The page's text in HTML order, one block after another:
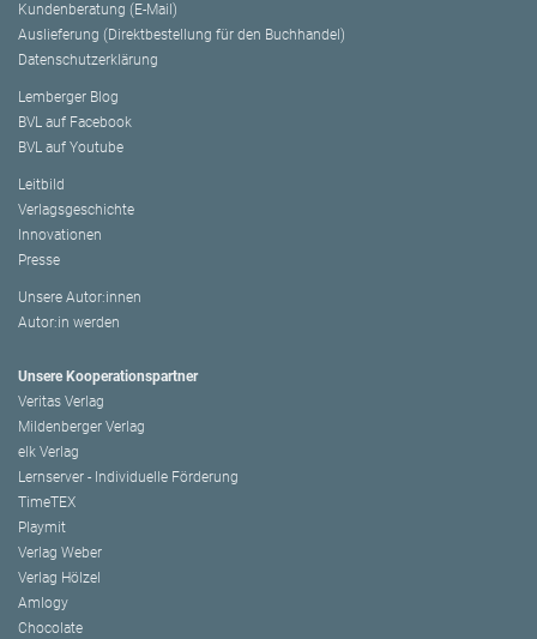
Kundenberatung (E-Mail)
Auslieferung (Direktbestellung für den Buchhandel)
Datenschutzerklärung
Lemberger Blog
BVL auf Facebook
BVL auf Youtube
Leitbild
Verlagsgeschichte
Innovationen
Presse
Unsere Autor:innen
Autor:in werden
Unsere Kooperationspartner
Veritas Verlag
Mildenberger Verlag
elk Verlag
Lernserver - Individuelle Förderung
TimeTEX
Playmit
Verlag Weber
Verlag Hölzel
Amlogy
Chocolate